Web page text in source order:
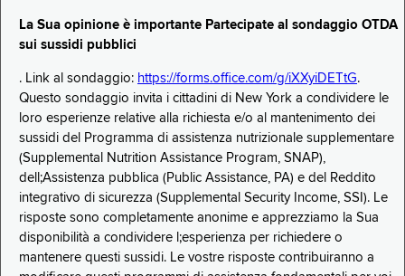
La Sua opinione è importante Partecipate al sondaggio OTDA
sui sussidi pubblici
. Link al sondaggio: https://forms.office.com/g/iXXyiDETtG.
Questo sondaggio invita i cittadini di New York a condividere le
loro esperienze relative alla richiesta e/o al mantenimento dei
sussidi del Programma di assistenza nutrizionale supplementare
(Supplemental Nutrition Assistance Program, SNAP),
dell;Assistenza pubblica (Public Assistance, PA) e del Reddito
integrativo di sicurezza (Supplemental Security Income, SSI). Le
risposte sono completamente anonime e apprezziamo la Sua
disponibilità a condividere l;esperienza per richiedere o
mantenere questi sussidi. Le vostre risposte contribuiranno a